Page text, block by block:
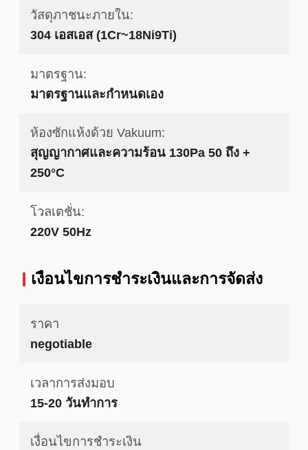
วัสดุภาชนะภายใน:
304 เอสเอส (1Cr~18Ni9Ti)
มาตรฐาน:
มาตรฐานและกำหนดเอง
ห้องซักแห้งด้วย Vakuum:
สุญญากาศและความร้อน 130Pa 50 ถึง +
250°C
โวลเตชั่น:
220V 50Hz
เงื่อนไขการชําระเงินและการจัดส่ง
ราคา
negotiable
เวลาการส่งมอบ
15-20 วันทำการ
เงื่อนไขการชำระเงิน